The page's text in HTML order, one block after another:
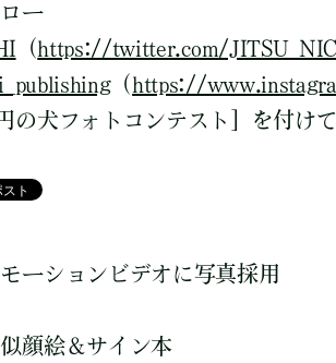
ー
（ https://twitter.com/
（ https://
犬フォトコンテスト］を付け
ーションビデオに写真採用
顔絵＆サイン本